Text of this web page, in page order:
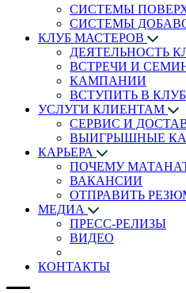
СИСТЕМЫ
СИСТЕМЫ
КЛУБ МАСТЕРОВ
ДЕЯТЕЛЬНОСТЬ
ВСТРЕЧИ И
КАМПАНИИ
ВСТУПИТЬ В КЛУБ
УСЛУГИ КЛИЕНТАМ
СЕРВИС И
ВЫИГРЫШНЫЕ
КАРЬЕРА
ПОЧЕМУ
ВАКАНСИИ
ОТПРАВИТЬ
МЕДИА
ПРЕСС-РЕЛИЗЫ
ВИДЕО
КОНТАКТЫ